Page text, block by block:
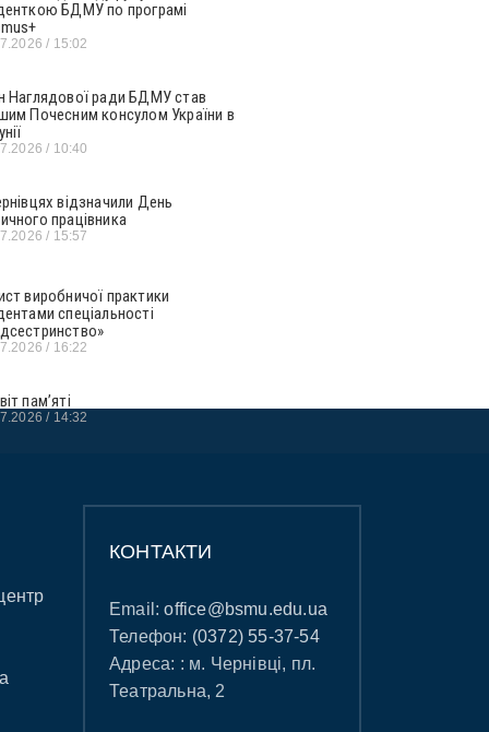
БДМУ по програмі
15:02
Наглядової ради БДМУ став
Почесним консулом України в
10:40
відзначили День
працівника
15:57
виробничої практики
спеціальності
16:22
пам’яті
14:32
КОНТАКТИ
Email:office@bsmu.edu.ua
Телефон: (0372) 55-37-54
Адреса: : м. Чернівці, пл.
Театральна, 2